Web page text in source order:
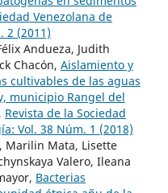
Venezolana de
2 (2011)
Andueza, Judith
Chacón, Aislamiento y
cultivables de las aguas
municipio Rangel del
, Revista de la Sociedad
Vol. 38 Núm. 1 (2018)
Marilin Mata, Lisette
Valero, Ileana
Bacterias